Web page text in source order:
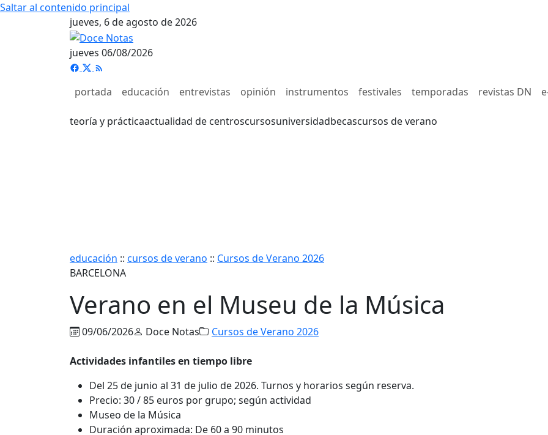
Saltar al contenido principal
jueves, 6 de agosto de 2026
jueves 06/08/2026
portada educación entrevistas opinión instrumentos festivales temporadas revistas DN
teoría y prácticaactualidad de centroscursosuniversidadbecascursos de verano
educación :: cursos de verano :: Cursos de Verano 2026
BARCELONA
Verano en el Museu de la Música
09/06/2026 Doce Notas Cursos de Verano 2026
Actividades infantiles en tiempo libre
Del 25 de junio al 31 de julio de 2026. Turnos y horarios según reserva.
Precio: 30 / 85 euros por grupo; según actividad
Museo de la Música
Duración aproximada: De 60 a 90 minutos